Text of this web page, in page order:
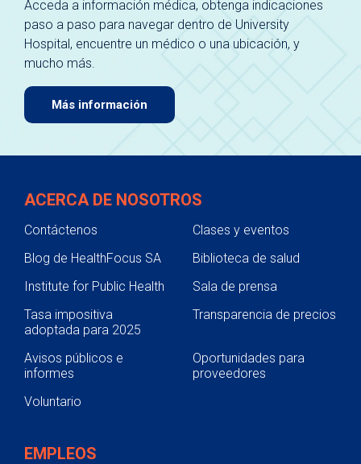
Acceda a información médica, obtenga indicaciones
paso a paso para navegar dentro de University
Hospital, encuentre un médico o una ubicación, y
mucho más.
Más información
ACERCA DE NOSOTROS
Contáctenos
Clases y eventos
Blog de HealthFocus SA
Biblioteca de salud
Institute for Public Health
Sala de prensa
Tasa impositiva
adoptada para 2025
Transparencia de precios
Avisos públicos e
informes
Oportunidades para
proveedores
Voluntario
EMPLEOS